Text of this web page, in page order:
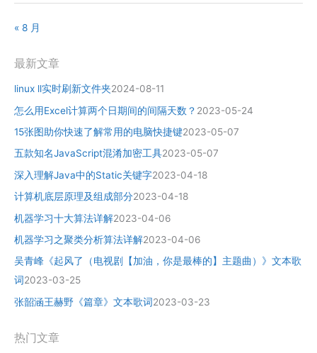
« 8 月
最新文章
linux ll实时刷新文件夹2024-08-11
怎么用Excel计算两个日期间的间隔天数？ 2023-05-24
15张图助你快速了解常用的电脑快捷键2023-05-07
五款知名JavaScript混淆加密工具2023-05-07
深入理解Java中的Static关键字2023-04-18
计算机底层原理及组成部分2023-04-18
机器学习十大算法详解2023-04-06
机器学习之聚类分析算法详解2023-04-06
吴青峰《起风了（电视剧【加油，你是最棒的】主题曲）》文本歌
词2023-03-25
张韶涵王赫野《篇章》文本歌词2023-03-23
热门文章